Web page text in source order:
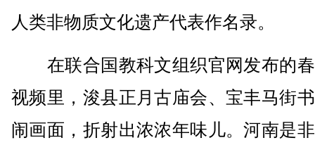
人类非物质文化遗产代表作名录。
在联合国教科文组织官网发布的
视频里，浚县正月古庙会、宝丰马街
闹画面，折射出浓浓年味儿。河南是